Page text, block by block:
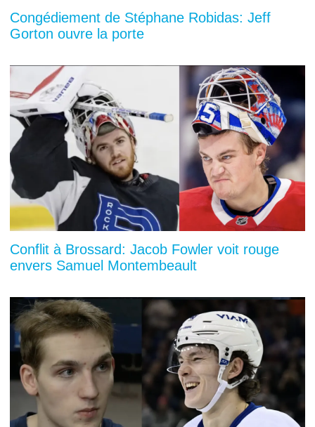
Congédiement de Stéphane Robidas: Jeff
Gorton ouvre la porte
Conflit à Brossard: Jacob Fowler voit rouge
envers Samuel Montembeault